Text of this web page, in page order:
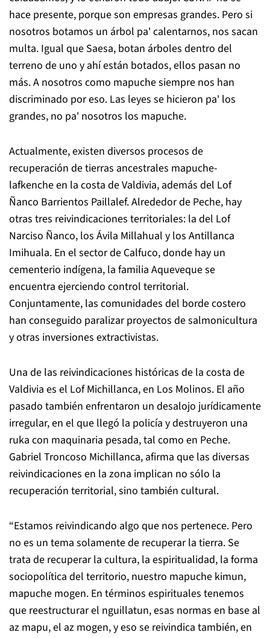
hace presente, porque son empresas grandes. Pero si
nosotros botamos un árbol pa' calentarnos, nos sacan
multa. Igual que Saesa, botan árboles dentro del
terreno de uno y ahí están botados, ellos pasan no
más. A nosotros como mapuche siempre nos han
discriminado por eso. Las leyes se hicieron pa' los
grandes, no pa' nosotros los mapuche.
Actualmente, existen diversos procesos de
recuperación de tierras ancestrales mapuche-
lafkenche en la costa de Valdivia, además del Lof
Ñanco Barrientos Paillalef. Alrededor de Peche, hay
otras tres reivindicaciones territoriales: la del Lof
Narciso Ñanco, los Ávila Millahual y los Antillanca
Imihuala. En el sector de Calfuco, donde hay un
cementerio indígena, la familia Aqueveque se
encuentra ejerciendo control territorial.
Conjuntamente, las comunidades del borde costero
han conseguido paralizar proyectos de salmonicultura
y otras inversiones extractivistas.
Una de las reivindicaciones históricas de la costa de
Valdivia es el Lof Michillanca, en Los Molinos. El año
pasado también enfrentaron un desalojo jurídicamente
irregular, en el que llegó la policía y destruyeron una
ruka con maquinaria pesada, tal como en Peche.
Gabriel Troncoso Michillanca, afirma que las diversas
reivindicaciones en la zona implican no sólo la
recuperación territorial, sino también cultural.
“Estamos reivindicando algo que nos pertenece. Pero
no es un tema solamente de recuperar la tierra. Se
trata de recuperar la cultura, la espiritualidad, la forma
sociopolítica del territorio, nuestro mapuche kimun,
mapuche mogen. En términos espirituales tenemos
que reestructurar el nguillatun, esas normas en base al
az mapu, el az mogen, y eso se reivindica también, en